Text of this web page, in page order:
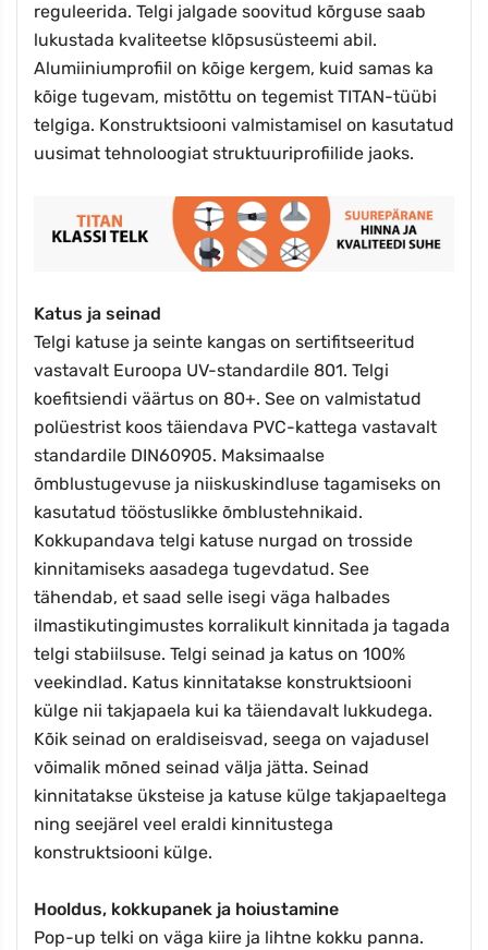
reguleerida. Telgi jalgade soovitud kõrguse saab
lukustada kvaliteetse klõpsusüsteemi abil.
Alumiiniumprofiil on kõige kergem, kuid samas ka
kõige tugevam, mistõttu on tegemist TITAN-tüübi
telgiga. Konstruktsiooni valmistamisel on kasutatud
uusimat tehnoloogiat struktuuriprofiilide jaoks.
Katus ja seinad
Telgi katuse ja seinte kangas on sertifitseeritud
vastavalt Euroopa UV-standardile 801. Telgi
koefitsiendi väärtus on 80+. See on valmistatud
polüestrist koos täiendava PVC-kattega vastavalt
standardile DIN60905. Maksimaalse
õmblustugevuse ja niiskuskindluse tagamiseks on
kasutatud tööstuslikke õmblustehnikaid.
Kokkupandava telgi katuse nurgad on trosside
kinnitamiseks aasadega tugevdatud. See
tähendab, et saad selle isegi väga halbades
ilmastikutingimustes korralikult kinnitada ja tagada
telgi stabiilsuse. Telgi seinad ja katus on 100%
veekindlad. Katus kinnitatakse konstruktsiooni
külge nii takjapaela kui ka täiendavalt lukkudega.
Kõik seinad on eraldiseisvad, seega on vajadusel
võimalik mõned seinad välja jätta. Seinad
kinnitatakse üksteise ja katuse külge takjapaeltega
ning seejärel veel eraldi kinnitustega
konstruktsiooni külge.
Hooldus, kokkupanek ja hoiustamine
Pop-up telki on väga kiire ja lihtne kokku panna.